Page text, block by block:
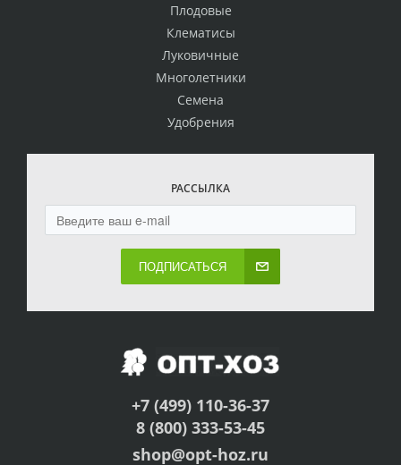
Плодовые
Клематисы
Луковичные
Многолетники
Семена
Удобрения
РАССЫЛКА
ПОДПИСАТЬСЯ
+7 (499) 110-36-37
8 (800) 333-53-45
shop@opt-hoz.ru